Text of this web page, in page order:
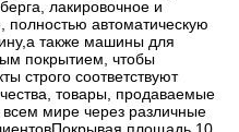
лакировочное и
автоматическую
также машины для
покрытием, чтобы
строго соответствуют
товары, продаваемые
мире через различные